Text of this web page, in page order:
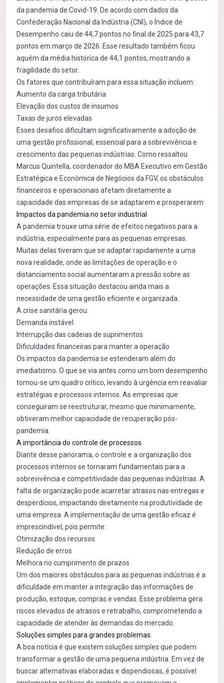
da pandemia de Covid-19. De acordo com dados da
Confederação Nacional da Indústria (CNI), o Índice de
Desempenho caiu de 44,7 pontos no final de 2025 para 43,7
pontos em março de 2026. Esse resultado também ficou
aquém da média histórica de 44,1 pontos, mostrando a
fragilidade do setor.
Os fatores que contribuíram para essa situação incluem:
Aumento da carga tributária
Elevação dos custos de insumos
Taxas de juros elevadas
Esses desafios dificultam significativamente a adoção de
uma gestão profissional, essencial para a sobrevivência e
crescimento das pequenas indústrias. Como ressaltou
Marcus Quintella, coordenador do MBA Executivo em Gestão
Estratégica e Econômica de Negócios da FGV, os obstáculos
financeiros e operacionais afetam diretamente a
capacidade das empresas de se adaptarem e prosperarem.
Impactos da pandemia no setor industrial
A pandemia trouxe uma série de efeitos negativos para a
indústria, especialmente para as pequenas empresas.
Muitas delas tiveram que se adaptar rapidamente a uma
nova realidade, onde as limitações de operação e o
distanciamento social aumentaram a pressão sobre as
operações. Essa situação destacou ainda mais a
necessidade de uma gestão eficiente e organizada.
A crise sanitária gerou:
Demanda instável
Interrupção das cadeias de suprimentos
Dificuldades financeiras para manter a operação
Os impactos da pandemia se estenderam além do
imediatismo. O que se via antes como um bom desempenho
tornou-se um quadro crítico, levando à urgência em reavaliar
estratégias e processos internos. As empresas que
conseguiram se reestruturar, mesmo que minimamente,
obtiveram melhor capacidade de recuperação pós-
pandemia.
A importância do controle de processos
Diante desse panorama, o controle e a organização dos
processos internos se tornaram fundamentais para a
sobrevivência e competitividade das pequenas indústrias. A
falta de organização pode acarretar atrasos nas entregas e
desperdícios, impactando diretamente na produtividade de
uma empresa. A implementação de uma gestão eficaz é
imprescindível, pois permite:
Otimização dos recursos
Redução de erros
Melhora no cumprimento de prazos
Um dos maiores obstáculos para as pequenas indústrias é a
dificuldade em manter a integração das informações de
produção, estoque, compras e vendas. Esse problema gera
riscos elevados de atrasos e retrabalho, comprometendo a
capacidade de atender às demandas do mercado.
Soluções simples para grandes problemas
A boa notícia é que existem soluções simples que podem
transformar a gestão de uma pequena indústria. Em vez de
buscar alternativas elaboradas e dispendiosas, é possível